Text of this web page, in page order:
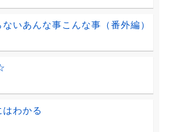
いあんな事こんな事（番外編）
わかる